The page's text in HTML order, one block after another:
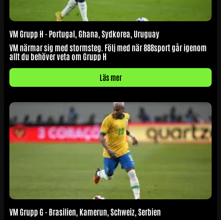
VM Grupp H - Portugal, Ghana, Sydkorea, Uruguay
VM närmar sig med stormsteg. Följ med när 888sport går igenom
allt du behöver veta om Grupp H
Läs mer
VM Grupp G - Brasilien, Kamerun, Schweiz, Serbien